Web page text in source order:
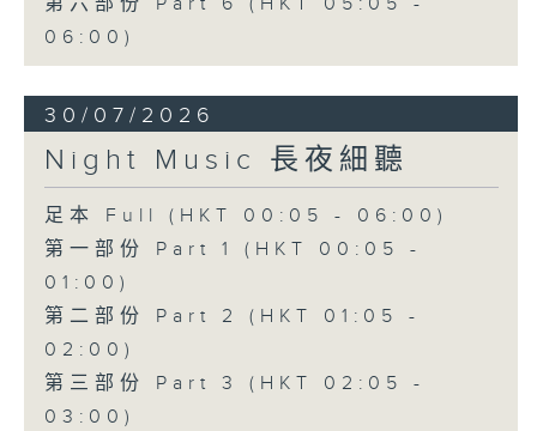
第六部份 Part 6 (HKT 05:05 -
06:00)
30/07/2026
Night Music 長夜細聽
足本 Full (HKT 00:05 - 06:00)
第一部份 Part 1 (HKT 00:05 -
01:00)
第二部份 Part 2 (HKT 01:05 -
02:00)
第三部份 Part 3 (HKT 02:05 -
03:00)